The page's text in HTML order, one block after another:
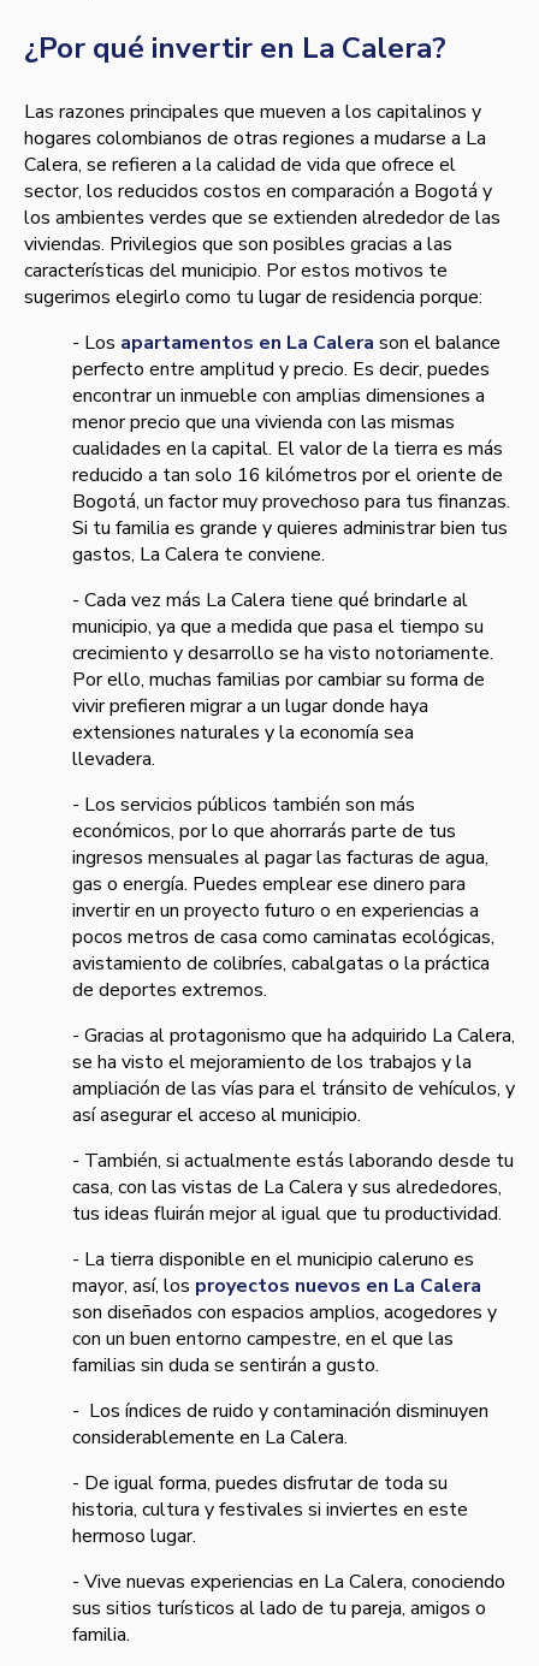
¿Por qué invertir en La Calera?
Las razones principales que mueven a los capitalinos y
hogares colombianos de otras regiones a mudarse a La
Calera, se refieren a la calidad de vida que ofrece el
sector, los reducidos costos en comparación a Bogotá y
los ambientes verdes que se extienden alrededor de las
viviendas. Privilegios que son posibles gracias a las
características del municipio. Por estos motivos te
sugerimos elegirlo como tu lugar de residencia porque:
- Los apartamentos en La Calera son el balance
perfecto entre amplitud y precio. Es decir, puedes
encontrar un inmueble con amplias dimensiones a
menor precio que una vivienda con las mismas
cualidades en la capital. El valor de la tierra es más
reducido a tan solo 16 kilómetros por el oriente de
Bogotá, un factor muy provechoso para tus finanzas.
Si tu familia es grande y quieres administrar bien tus
gastos, La Calera te conviene.
- Cada vez más La Calera tiene qué brindarle al
municipio, ya que a medida que pasa el tiempo su
crecimiento y desarrollo se ha visto notoriamente.
Por ello, muchas familias por cambiar su forma de
vivir prefieren migrar a un lugar donde haya
extensiones naturales y la economía sea
llevadera.
- Los servicios públicos también son más
económicos, por lo que ahorrarás parte de tus
ingresos mensuales al pagar las facturas de agua,
gas o energía. Puedes emplear ese dinero para
invertir en un proyecto futuro o en experiencias a
pocos metros de casa como caminatas ecológicas,
avistamiento de colibríes, cabalgatas o la práctica
de deportes extremos.
- Gracias al protagonismo que ha adquirido La Calera,
se ha visto el mejoramiento de los trabajos y la
ampliación de las vías para el tránsito de vehículos, y
así asegurar el acceso al municipio.
- También, si actualmente estás laborando desde tu
casa, con las vistas de La Calera y sus alrededores,
tus ideas fluirán mejor al igual que tu productividad.
- La tierra disponible en el municipio caleruno es
mayor, así, los proyectos nuevos en La Calera
son diseñados con espacios amplios, acogedores y
con un buen entorno campestre, en el que las
familias sin duda se sentirán a gusto.
- Los índices de ruido y contaminación disminuyen
considerablemente en La Calera.
- De igual forma, puedes disfrutar de toda su
historia, cultura y festivales si inviertes en este
hermoso lugar.
- Vive nuevas experiencias en La Calera, conociendo
sus sitios turísticos al lado de tu pareja, amigos o
familia.